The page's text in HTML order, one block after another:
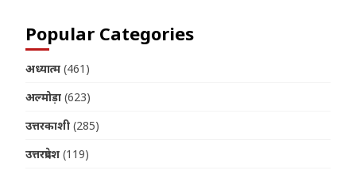
Popular Categories
अध्यात्म (461)
अल्मोड़ा (623)
उत्तरकाशी (285)
उत्तरप्रदेश (119)